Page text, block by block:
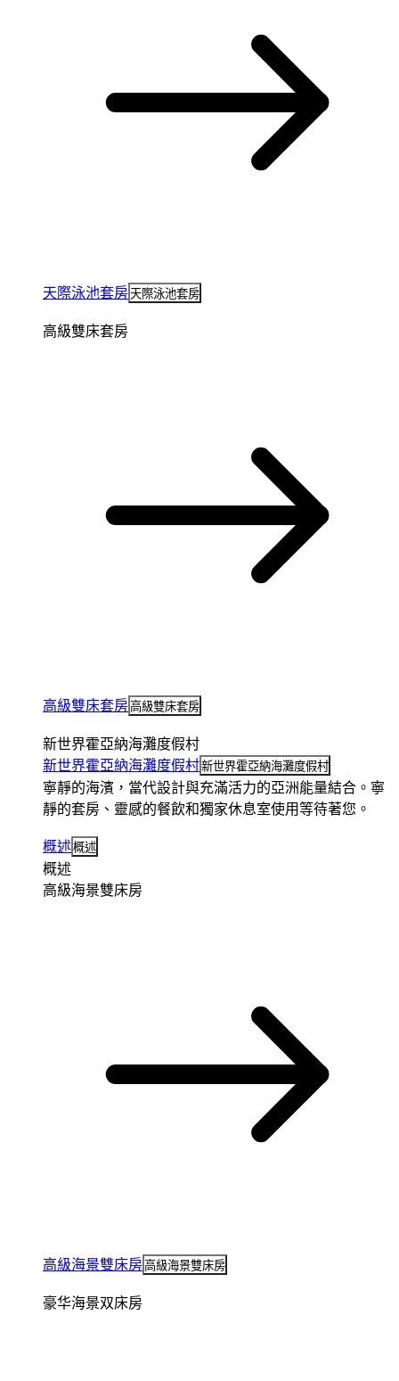
天際泳池套房天際泳池套房
高級雙床套房
高級雙床套房高級雙床套房
新世界霍亞納海灘度假村
新世界霍亞納海灘度假村新世界霍亞納海灘度假村
寧靜的海濱，當代設計與充滿活力的亞洲能量結合。寧
靜的套房、靈感的餐飲和獨家休息室使用等待著您。
概述概述
概述
高級海景雙床房
高級海景雙床房高級海景雙床房
豪华海景双床房